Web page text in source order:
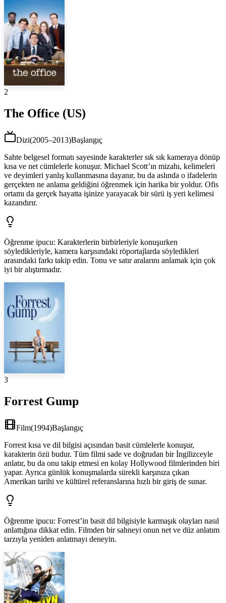
2
The Office (US)
Dizi(2005–2013)Başlangıç
Sahte belgesel formatı sayesinde karakterler sık sık kameraya dönüp
kısa ve net cümlelerle konuşur. Michael Scott’ın mizahı, kelimeleri
ve deyimleri yanlış kullanmasına dayanır, bu da aslında o ifadelerin
gerçekten ne anlama geldiğini öğrenmek için harika bir yoldur. Ofis
ortamı da gerçek hayatta işinize yarayacak bir sürü iş yeri kelimesi
kazandırır.
Öğrenme ipucu: Karakterlerin birbirleriyle konuşurken
söyledikleriyle, kamera karşısındaki röportajlarda söyledikleri
arasındaki farkı takip edin. Tonu ve satır aralarını anlamak için çok
iyi bir alıştırmadır.
3
Forrest Gump
Film(1994)Başlangıç
Forrest kısa ve dil bilgisi açısından basit cümlelerle konuşur,
karakterin özü budur. Tüm filmi sade ve doğrudan bir İngilizceyle
anlatır, bu da onu takip etmesi en kolay Hollywood filmlerinden biri
yapar. Ayrıca günlük konuşmalarda sürekli karşınıza çıkan
Amerikan tarihi ve kültürel referanslarına hızlı bir giriş de sunar.
Öğrenme ipucu: Forrest’in basit dil bilgisiyle karmaşık olayları nasıl
anlattığına dikkat edin. Filmden bir sahneyi onun net ve düz anlatım
tarzıyla yeniden anlatmayı deneyin.